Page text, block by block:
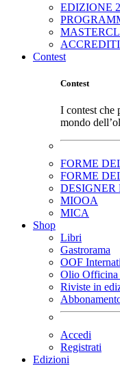
EDIZIONE
Contest
Contest
I contest che
mondo
FORME
FORME
DESIGNER
MIOOA
MICA
Shop
Libri
Gastrorama
OOF
Olio Officina
Riviste in
Accedi
Registrati
Edizioni